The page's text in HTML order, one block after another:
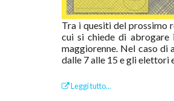
Tra i quesiti del prossimo
cui si chiede di
maggiorenne. Nel caso di
dalle 7 alle 15 e gli elettori
Leggi tutto...